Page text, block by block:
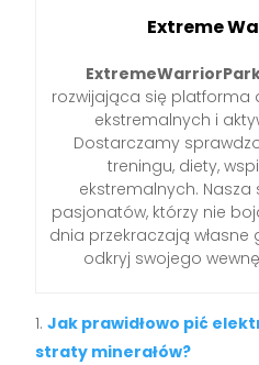
Extreme
rozwijająca się platforma
ekstremalnych i
Dostarczamy
treningu, diety,
ekstremalnych. Nasza
pasjonatów, którzy nie
dnia przekraczają własne
odkryj swojego
Jak prawidłowo pić
straty minerałów?